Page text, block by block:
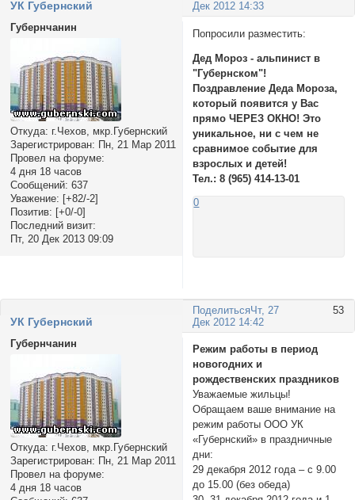
Дек 2012 14:33
УК Губернский
Губернчанин
Откуда: г.Чехов, мкр.Губернский
Зарегистрирован: Пн, 21 Мар 2011
Провел на форуме:
4 дня 18 часов
Сообщений: 637
Уважение: [+82/-2]
Позитив: [+0/-0]
Последний визит:
Пт, 20 Дек 2013 09:09
Попросили разместить:
Дед Мороз - альпинист в
"Губернском"!
Поздравление Деда Мороза,
который появится у Вас
прямо ЧЕРЕЗ ОКНО! Это
уникальное, ни с чем не
сравнимое событие для
взрослых и детей!
Тел.: 8 (965) 414-13-01
0
Поделиться 53
Чт, 27
Дек 2012 14:42
УК Губернский
Губернчанин
Откуда: г.Чехов, мкр.Губернский
Зарегистрирован: Пн, 21 Мар 2011
Провел на форуме:
4 дня 18 часов
Режим работы в период
новогодних и
рождественских праздников
Уважаемые жильцы!
Обращаем ваше внимание на
режим работы ООО УК
«Губернский» в праздничные
дни:
29 декабря 2012 года – с 9.00
до 15.00 (без обеда)